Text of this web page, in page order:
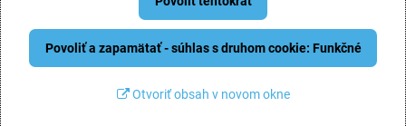
Povoliť a zapamätať - súhlas s druhom cookie: Funkčné
Otvoriť obsah v novom okne